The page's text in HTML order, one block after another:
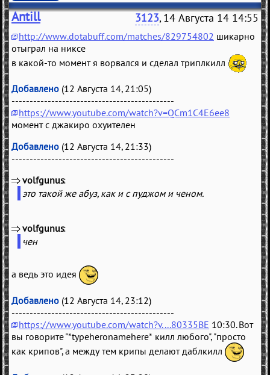
Antill 3123, 14 Августа 14 14:55
http://www.dotabuff.com/matches/829754802 шикарно
отыграл на никсе
в какой-то момент я ворвался и сделал триплкилл
Добавлено (12 Августа 14, 21:05)
---------------------------------------------
https://www.youtube.com/watch?v=QCm1C4E6ee8
момент с джакиро охуителен
Добавлено (12 Августа 14, 21:33)
---------------------------------------------
volfgunus
это такой же абуз, как и с пуджом и ченом.
volfgunus
чен
а ведь это идея
Добавлено (12 Августа 14, 23:12)
---------------------------------------------
https://www.youtube.com/watch?v....80335BE 10:30. Вот
вы говорите "*typeheronamehere* килл любого", "просто
как крипов", а между тем крипы делают даблкилл